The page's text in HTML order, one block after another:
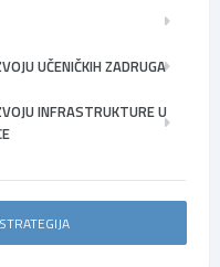
UČENIČKIH ZADRUGA
INFRASTRUKTURE U